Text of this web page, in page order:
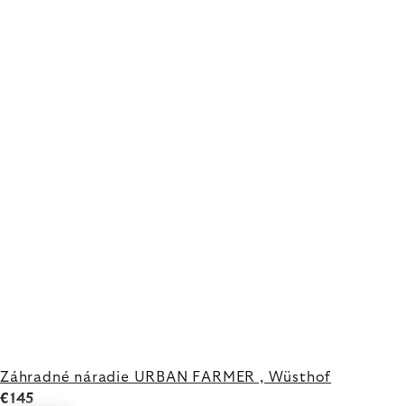
Záhradné náradie URBAN FARMER , Wüsthof
€145